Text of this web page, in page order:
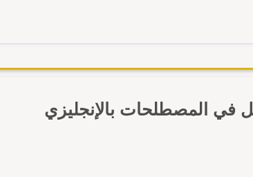
في المصطلحات بالإنجليزي